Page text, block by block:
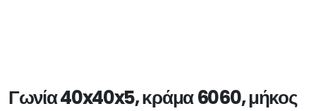
Γωνία 40x40x5, κράμα 6060, μήκος